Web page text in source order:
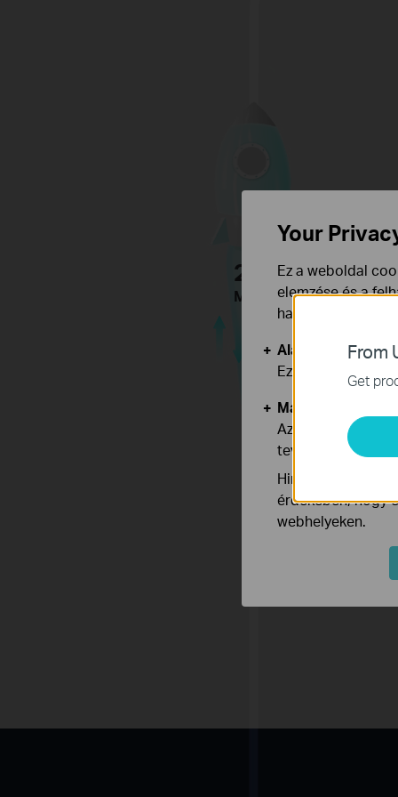
2x2
MIMO
From
Get
Your
Ez a weboldal
elemzése és a
használata ellen
Alap Cookie-k
Ezek a cookie -k
Marketing és
Az elemző cookie
tevékenységeit,
Hirdetési
érdekében, hogy
webhelyeken.